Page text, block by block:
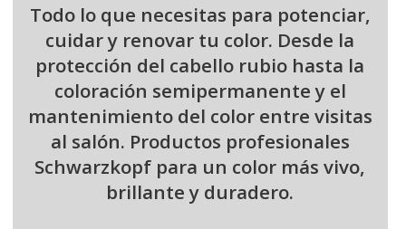
Todo lo que necesitas para potenciar,
cuidar y renovar tu color. Desde la
protección del cabello rubio hasta la
coloración semipermanente y el
mantenimiento del color entre visitas
al salón. Productos profesionales
Schwarzkopf para un color más vivo,
brillante y duradero.